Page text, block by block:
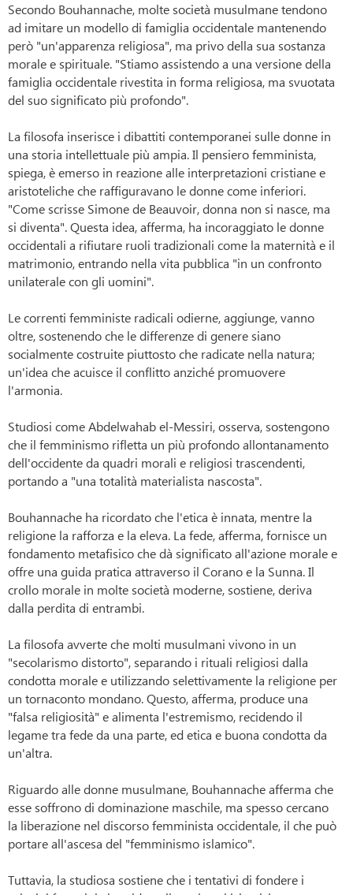
Secondo Bouhannache, molte società musulmane tendono
ad imitare un modello di famiglia occidentale mantenendo
però "un'apparenza religiosa", ma privo della sua sostanza
morale e spirituale. "Stiamo assistendo a una versione della
famiglia occidentale rivestita in forma religiosa, ma svuotata
del suo significato più profondo".
La filosofa inserisce i dibattiti contemporanei sulle donne in
una storia intellettuale più ampia.Il pensiero femminista,
spiega, è emerso in reazione alle interpretazioni cristiane e
aristoteliche che raffiguravano le donne come inferiori.
"Come scrisse Simone de Beauvoir, donna non si nasce, ma
si diventa".Questa idea, afferma, ha incoraggiato le donne
occidentali a rifiutare ruoli tradizionali come la maternità e il
matrimonio, entrando nella vita pubblica "in un confronto
unilaterale con gli uomini".
Le correnti femministe radicali odierne, aggiunge, vanno
oltre, sostenendo che le differenze di genere siano
socialmente costruite piuttosto che radicate nella natura;
un'idea che acuisce il conflitto anziché promuovere
l'armonia.
Studiosi come Abdelwahab el-Messiri, osserva, sostengono
che il femminismo rifletta un più profondo allontanamento
dell'occidente da quadri morali e religiosi trascendenti,
portando a "una totalità materialista nascosta".
Bouhannache ha ricordato che l'etica è innata, mentre la
religione la rafforza e la eleva. La fede, afferma, fornisce un
fondamento metafisico che dà significato all'azione morale e
offre una guida pratica attraverso il Corano e la Sunna.Il
crollo morale in molte società moderne, sostiene, deriva
dalla perdita di entrambi.
La filosofa avverte che molti musulmani vivono in un
"secolarismo distorto", separando i rituali religiosi dalla
condotta morale e utilizzando selettivamente la religione per
un tornaconto mondano. Questo, afferma, produce una
"falsa religiosità" e alimenta l'estremismo, recidendo il
legame tra fede da una parte, ed etica e buona condotta da
un'altra.
Riguardo alle donne musulmane, Bouhannache afferma che
esse soffrono di dominazione maschile, ma spesso cercano
la liberazione nel discorso femminista occidentale, il che può
portare all'ascesa del "femminismo islamico".
Tuttavia, la studiosa sostiene che i tentativi di fondere i